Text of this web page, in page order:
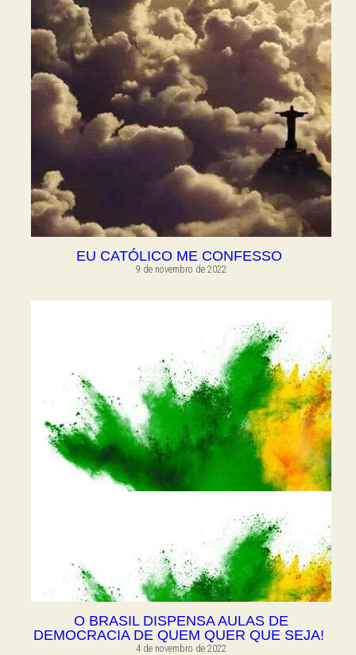
EU CATÓLICO ME CONFESSO
9 de novembro de 2022
O BRASIL DISPENSA AULAS DE
DEMOCRACIA DE QUEM QUER QUE SEJA!
4 de novembro de 2022